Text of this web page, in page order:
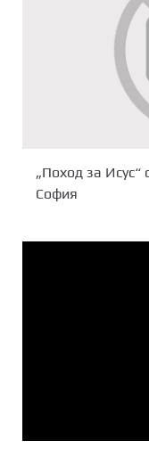
„Поход за Исус“
София